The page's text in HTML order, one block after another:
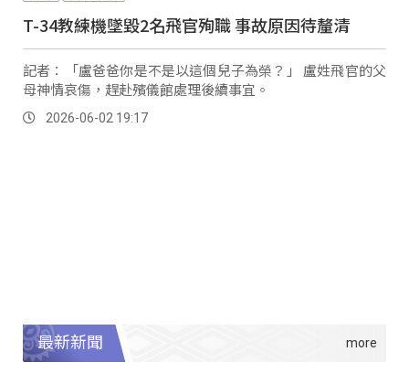
T-34教練機墜毀2名飛官殉職 事故原因待釐清
記者：「盧爸爸你是不是以這個兒子為榮？」 盧姓飛官的父
母神情哀傷，趕赴殯儀館處理後續事宜。
2026-06-02 19:17
最新新聞